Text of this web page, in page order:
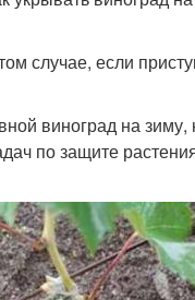
случае, если
виноград на
по защите